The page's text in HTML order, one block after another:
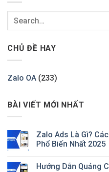
CHỦ ĐỀ HAY
Zalo OA (233)
BÀI VIẾT MỚI NHẤT
Zalo Ads Là Gì?
Phổ Biến Nhất 2025
Hướng Dẫn Quảng